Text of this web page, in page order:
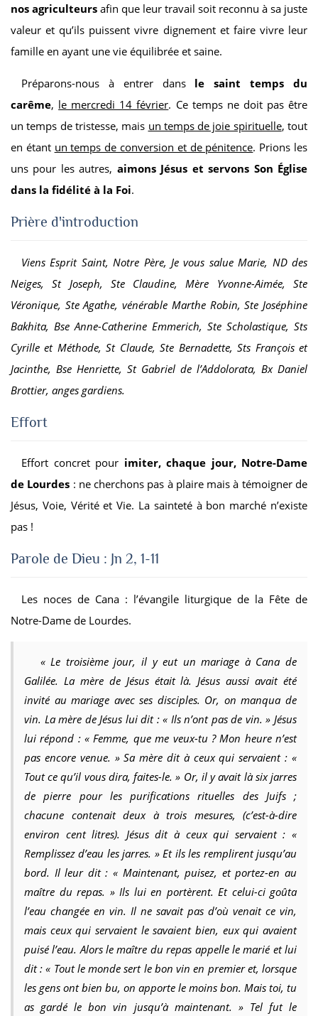
nos agriculteurs afin que leur travail soit reconnu à sa juste
valeur et qu’ils puissent vivre dignement et faire vivre leur
famille en ayant une vie équilibrée et saine.
Préparons-nous à entrer dans le saint temps du
carême, le mercredi 14 février. Ce temps ne doit pas être
un temps de tristesse, mais un temps de joie spirituelle, tout
en étant un temps de conversion et de pénitence. Prions les
uns pour les autres, aimons Jésus et servons Son Église
dans la fidélité à la Foi.
Prière d'introduction
Viens Esprit Saint, Notre Père, Je vous salue Marie, ND des
Neiges, St Joseph, Ste Claudine, Mère Yvonne-Aimée, Ste
Véronique, Ste Agathe, vénérable Marthe Robin, Ste Joséphine
Bakhita, Bse Anne-Catherine Emmerich, Ste Scholastique, Sts
Cyrille et Méthode, St Claude, Ste Bernadette, Sts François et
Jacinthe, Bse Henriette, St Gabriel de l’Addolorata, Bx Daniel
Brottier, anges gardiens.
Effort
Effort concret pour imiter, chaque jour, Notre-Dame
de Lourdes : ne cherchons pas à plaire mais à témoigner de
Jésus, Voie, Vérité et Vie. La sainteté à bon marché n’existe
pas !
Parole de Dieu : Jn 2, 1-11
Les noces de Cana : l’évangile liturgique de la Fête de
Notre-Dame de Lourdes.
« Le troisième jour, il y eut un mariage à Cana de
Galilée. La mère de Jésus était là. Jésus aussi avait été
invité au mariage avec ses disciples. Or, on manqua de
vin. La mère de Jésus lui dit : « Ils n’ont pas de vin. » Jésus
lui répond : « Femme, que me veux-tu ? Mon heure n’est
pas encore venue. » Sa mère dit à ceux qui servaient : «
Tout ce qu’il vous dira, faites-le. » Or, il y avait là six jarres
de pierre pour les purifications rituelles des Juifs ;
chacune contenait deux à trois mesures, (c’est-à-dire
environ cent litres). Jésus dit à ceux qui servaient : «
Remplissez d’eau les jarres. » Et ils les remplirent jusqu’au
bord. Il leur dit : « Maintenant, puisez, et portez-en au
maître du repas. » Ils lui en portèrent. Et celui-ci goûta
l’eau changée en vin. Il ne savait pas d’où venait ce vin,
mais ceux qui servaient le savaient bien, eux qui avaient
puisé l’eau. Alors le maître du repas appelle le marié et lui
dit : « Tout le monde sert le bon vin en premier et, lorsque
les gens ont bien bu, on apporte le moins bon. Mais toi, tu
as gardé le bon vin jusqu’à maintenant. » Tel fut le